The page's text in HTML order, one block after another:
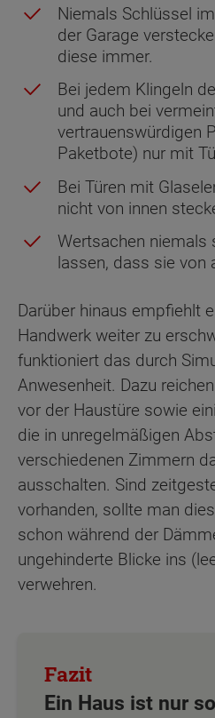
Niemals Schlüssel
der Garage
diese immer.
Bei jedem Klingeln
und auch bei
vertrauenswürdigen
Paketbote) nur mit
Bei Türen mit
nicht von innen
Wertsachen niemals
lassen, dass sie von
Darüber hinaus empfiehlt
Handwerk weiter zu
funktioniert das durch
Anwesenheit. Dazu
vor der Haustüre sowie
die in unregelmäßigen
verschiedenen Zimmern
ausschalten. Sind
vorhanden, sollte man
schon während der
ungehinderte Blicke ins
verwehren.
Ein Haus ist nur